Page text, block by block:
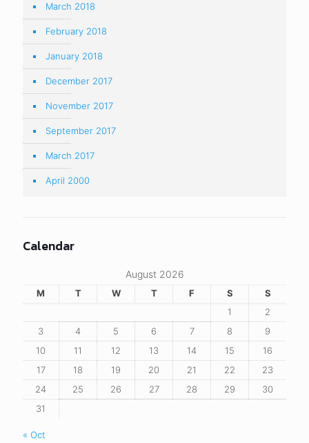
March 2018
February 2018
January 2018
December 2017
November 2017
September 2017
March 2017
April 2000
Calendar
August 2026
M T W T F S
S
1
2
3
4 5 6 7 8
9
10
11 12 13 14 15
16
17
18 19 20 21 22
23
24
25 26 27 28 29
30
31
« Oct